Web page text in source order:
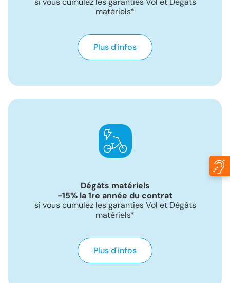
matériels*
Plus d'infos
Dégâts matériels
-15% la 1re année du contrat
si vous cumulez les garanties Vol et Dégâts
matériels*
Plus d'infos